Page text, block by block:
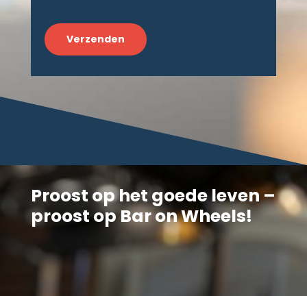
Proost op het goede leven –
proost op Bar on Wheels!